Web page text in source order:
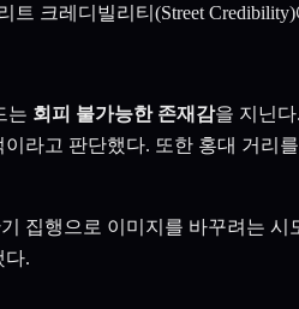
크레디빌리티(Street
는 회피 불가능한 존재감을 지닌
라고 판단했다. 또한 홍대 거리
집행으로 이미지를 바꾸려는
다.